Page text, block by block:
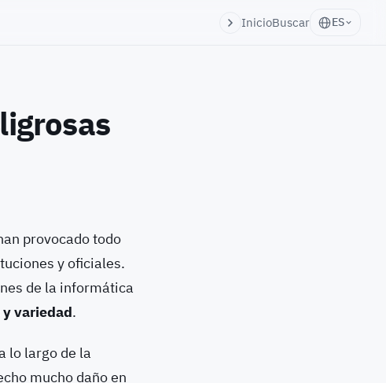
InicioBuscar ES
provocado todo
y oficiales.
de la informática
variedad.
lo largo de la
mucho daño en